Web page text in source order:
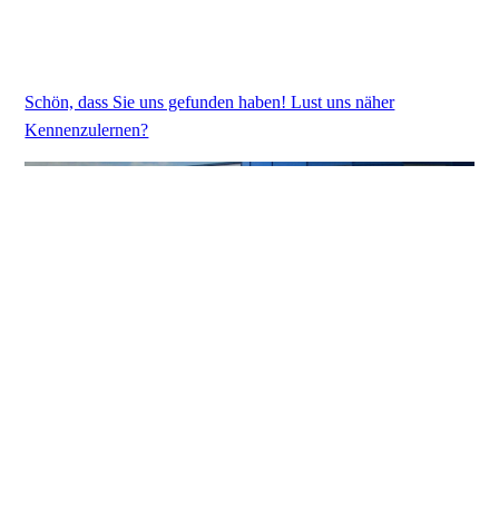
Schön, dass Sie uns gefunden haben! Lust uns näher
Kennenzulernen?